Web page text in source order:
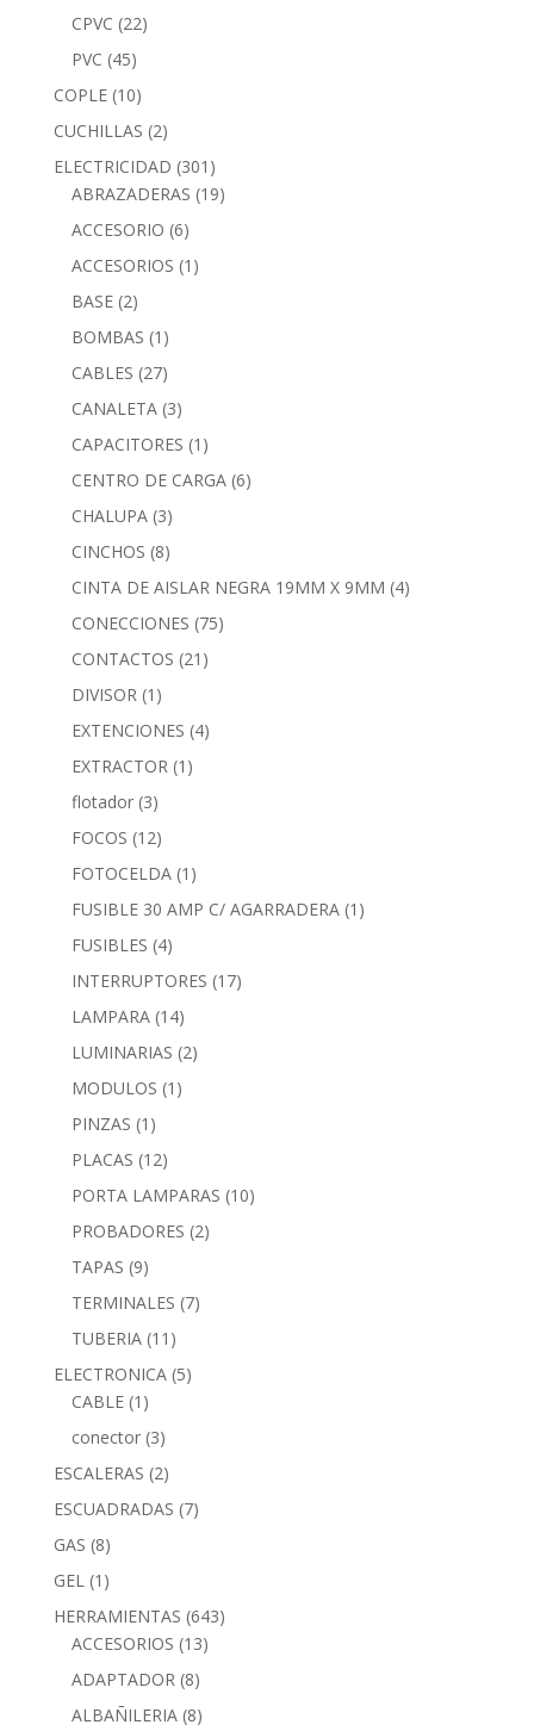
CPVC (22)
PVC (45)
COPLE (10)
CUCHILLAS (2)
ELECTRICIDAD (301)
ABRAZADERAS (19)
ACCESORIO (6)
ACCESORIOS (1)
BASE (2)
BOMBAS (1)
CABLES (27)
CANALETA (3)
CAPACITORES (1)
CENTRO DE CARGA (6)
CHALUPA (3)
CINCHOS (8)
CINTA DE AISLAR NEGRA 19MM X 9MM (4)
CONECCIONES (75)
CONTACTOS (21)
DIVISOR (1)
EXTENCIONES (4)
EXTRACTOR (1)
flotador (3)
FOCOS (12)
FOTOCELDA (1)
FUSIBLE 30 AMP C/ AGARRADERA (1)
FUSIBLES (4)
INTERRUPTORES (17)
LAMPARA (14)
LUMINARIAS (2)
MODULOS (1)
PINZAS (1)
PLACAS (12)
PORTA LAMPARAS (10)
PROBADORES (2)
TAPAS (9)
TERMINALES (7)
TUBERIA (11)
ELECTRONICA (5)
CABLE (1)
conector (3)
ESCALERAS (2)
ESCUADRADAS (7)
GAS (8)
GEL (1)
HERRAMIENTAS (643)
ACCESORIOS (13)
ADAPTADOR (8)
ALBAÑILERIA (8)